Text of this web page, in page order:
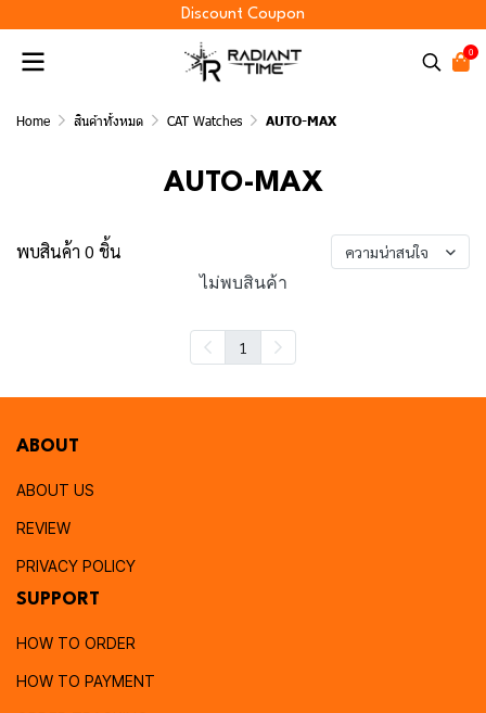
Discount Coupon
0
Home สินค้าทั้งหมด CAT Watches AUTO-MAX
AUTO-MAX
พบสินค้า 0 ชิ้น ความน่าสนใจ
ไม่พบสินค้า
1
ABOUT
ABOUT US
REVIEW
PRIVACY POLICY
SUPPORT
HOW TO ORDER
HOW TO PAYMENT